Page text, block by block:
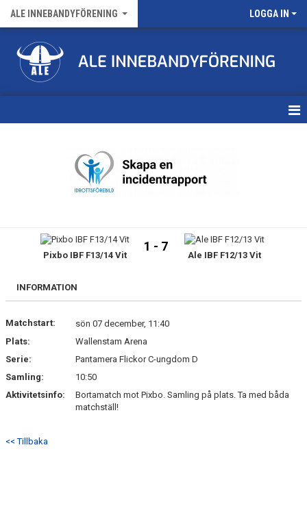
ALE INNEBANDYFÖRENING LOGGA IN
FÖRENINGENS MATCHER
NYHETSARKIV
MEDLEMSKAP
Pixbo IBF F13/14 Vit
1 - 7
Ale IBF F12/13 Vit
INFORMATION
Matchstart:
sön 07 december, 11:40
Plats:
Wallenstam Arena
Serie:
Pantamera Flickor C-ungdom D
Samling:
10:50
Aktivitetsinfo:
Bortamatch mot Pixbo. Samling på plats. Ta med båda
matchställ!
<< Tillbaka